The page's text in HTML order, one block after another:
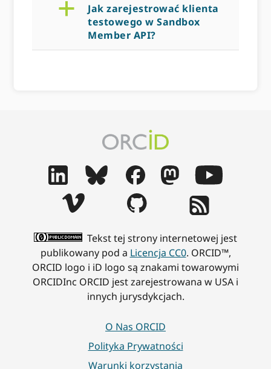
a
Jak zarejestrować klienta
testowego w Sandbox
Member API?
Tekst tej strony internetowej jest
publikowany pod a Licencja CC0. ORCID™,
ORCID logo i iD logo są znakami towarowymi
ORCIDInc ORCID jest zarejestrowana w USA i
innych jurysdykcjach.
O Nas ORCID
Polityka Prywatności
Warunki korzystania